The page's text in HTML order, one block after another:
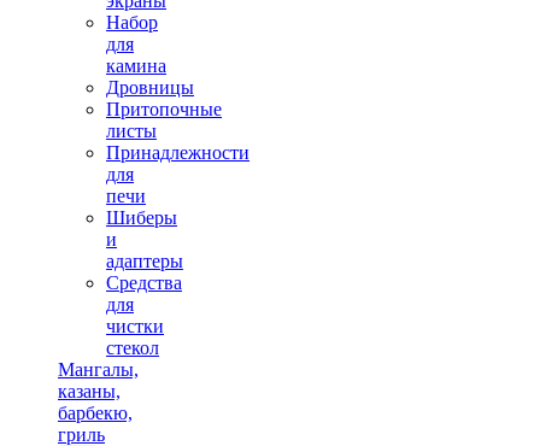
Набор
для
камина
Дровницы
Притопочные
листы
Принадлежности
для
печи
Шиберы
и
адаптеры
Средства
для
чистки
стекол
Мангалы,
казаны,
барбекю,
гриль